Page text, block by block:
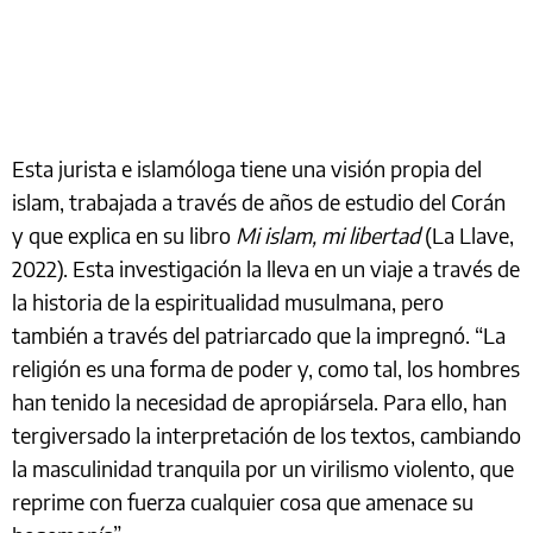
Esta jurista e islamóloga tiene una visión propia del
islam, trabajada a través de años de estudio del Corán
y que explica en su libro Mi islam, mi libertad(La Llave,
2022). Esta investigación la lleva en un viaje a través de
la historia de la espiritualidad musulmana, pero
también a través del patriarcado que la impregnó. “La
religión es una forma de poder y, como tal, los hombres
han tenido la necesidad de apropiársela. Para ello, han
tergiversado la interpretación de los textos, cambiando
la masculinidad tranquila por un virilismo violento, que
reprime con fuerza cualquier cosa que amenace su